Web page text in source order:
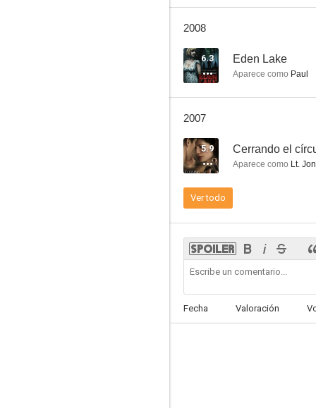
2008
6.3 Eden Lake
Aparece como Paul
2007
5.9 Cerrando el
Aparece como Lt.
Ver todo
Fecha Valoración